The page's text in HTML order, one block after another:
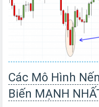
Các Mô Hình
Biến MẠNH